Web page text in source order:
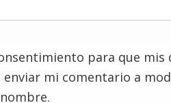
para que mis
mi comentario a